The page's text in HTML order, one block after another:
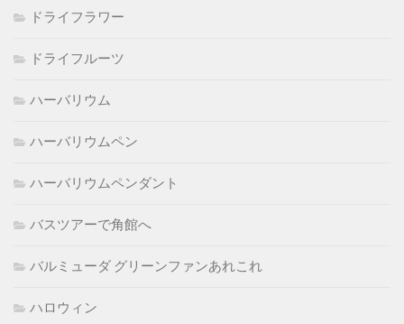
ドライフラワー
ドライフルーツ
ハーバリウム
ハーバリウムペン
ハーバリウムペンダント
バスツアーで角館へ
バルミューダ グリーンファンあれこれ
ハロウィン